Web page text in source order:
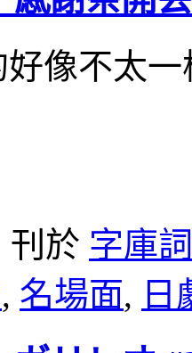
像不太
刊於 字庫
, 名場面, 日